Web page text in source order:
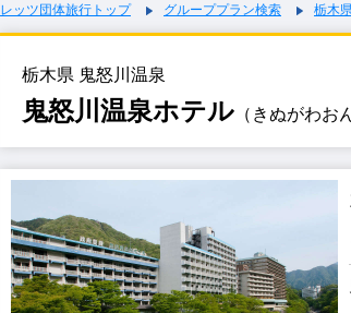
レッツ団体旅行トップ グループプラン検索 栃木
栃木県 鬼怒川温泉
鬼怒川温泉ホテル （きぬがわお